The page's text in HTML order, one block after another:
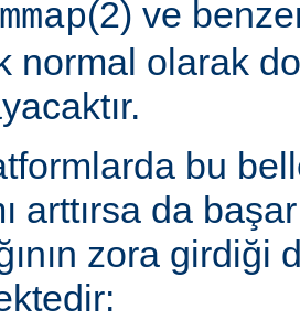
mmap(2) ve
normal olarak
bu
arttırsa da
zora girdiği